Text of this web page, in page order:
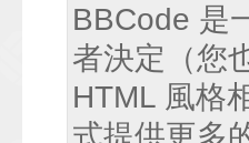
BBCode 是
者決定（您
HTML 風格
式提供更多